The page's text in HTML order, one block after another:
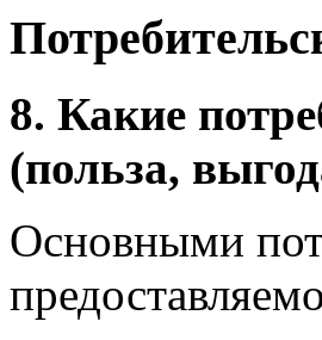
8. Какие
(польза,
Основными